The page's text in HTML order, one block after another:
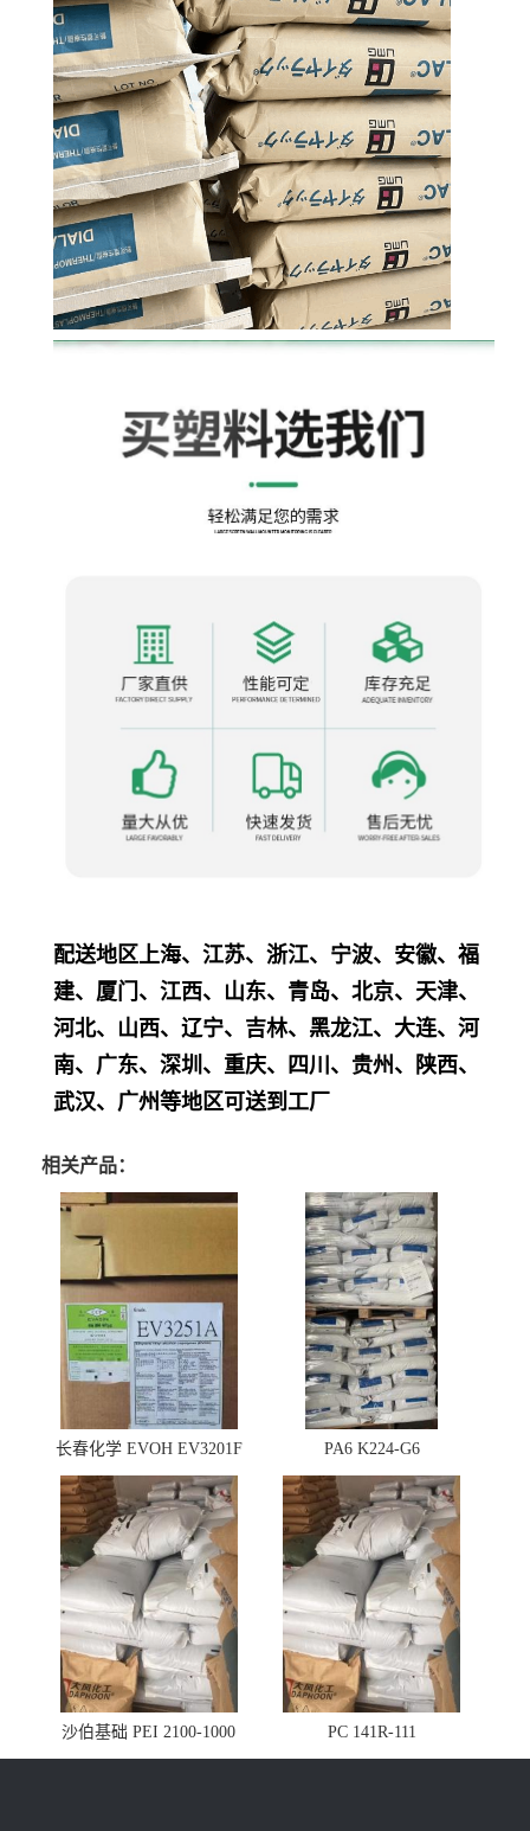
配送地区上海、江苏、浙江、宁波、安徽、福
建、厦门、江西、山东、青岛、北京、天津、
河北、山西、辽宁、吉林、黑龙江、大连、河
南、广东、深圳、重庆、四川、贵州、陕西、
武汉、广州等地区可送到工厂
相关产品：
长春化学 EVOH EV3201F PA6 K224-G6
沙伯基础 PEI 2100-1000 PC 141R-111